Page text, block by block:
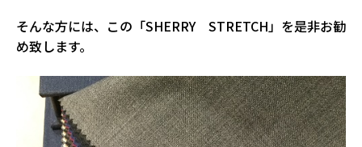
そんな方には、この「SHERRY STRETCH」を是非お勧
め致します。